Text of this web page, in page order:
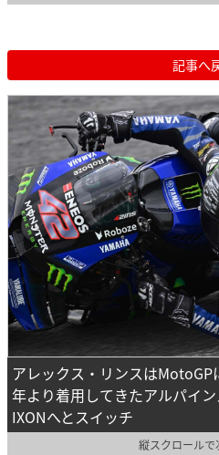
記事へ
アレックス・リンスは
年より着用してきたアルパイ
IXONへとスイッチ
縦スクロールで